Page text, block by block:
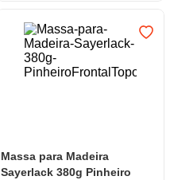
Massa para Madeira
Sayerlack 380g Pinheiro